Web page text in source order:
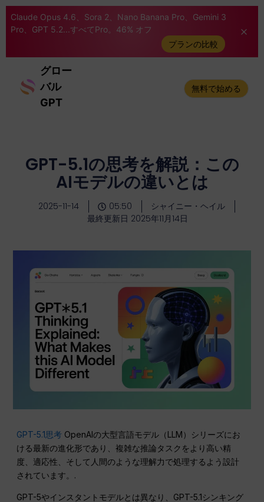
Claude Opus 4.6、Sora 2、Nano Banana Pro、Gemini 3
Pro、GPT 5.2...すべてPro。46% オフ
プランの比較
グロー
バル
GPT
無料で始める
GPT-5.1の思考を解説：この
AIモデルの違いとは
2025-11-14 05:50
シャイニー・ヘイル
最終更新日 2025年11月14日
GPT-5.1思考 OpenAIの大型言語モデル（LLM）シリーズにお
ける最新の進化形であり、複雑な推論タスクをより高い精
度、適応性、そして人間のような理解力で処理するよう設計
されています。.
GPT-5やインスタントモデルとは異なり、GPT-5.1シンキング